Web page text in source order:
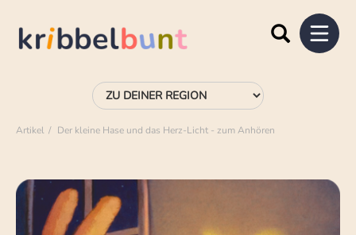
Artikel Der kleine Hase und das Herz-Licht - zum Anhören